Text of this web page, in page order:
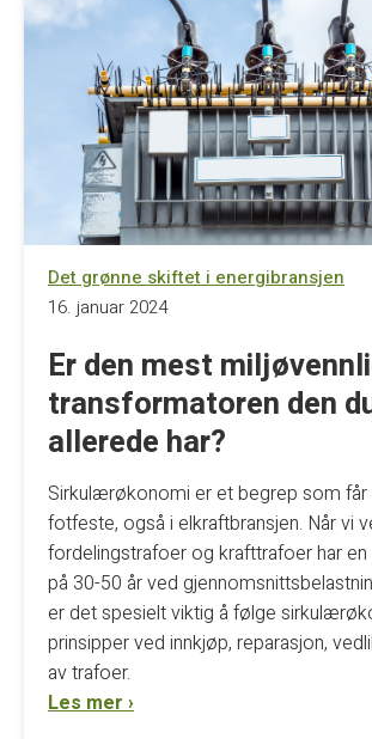
Det grønne skiftet i energibransjen
16. januar 2024
Er den mest
transformatoren den
allerede har?
Sirkulærøkonomi er et begrep som
fotfeste, også i elkraftbransjen. Når vi
fordelingstrafoer og krafttrafoer har en
på 30-50 år ved
er det spesielt viktig å følge
prinsipper ved innkjøp, reparasjon,
av trafoer.
Les mer ›